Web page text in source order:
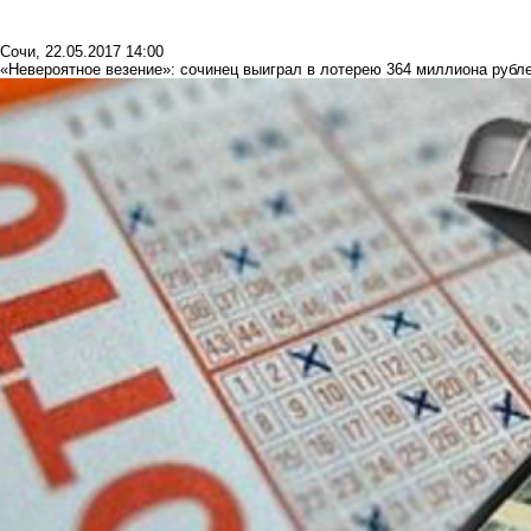
Сочи, 22.05.2017 14:00
«Невероятное везение»: сочинец выиграл в лотерею 364 миллиона